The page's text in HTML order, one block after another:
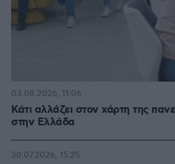
Κάτι αλλάζει στον χάρτη της
στην Ελλάδα
03.08.2026, 11:06
30.07.2026, 15:25